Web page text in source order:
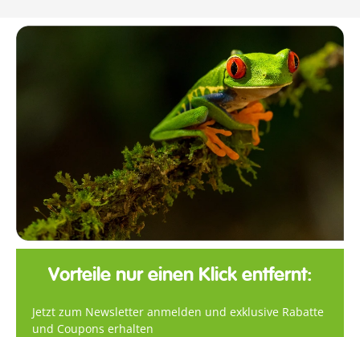
Vorteile nur einen Klick entfernt:
Jetzt zum Newsletter anmelden und exklusive Rabatte
und Coupons erhalten